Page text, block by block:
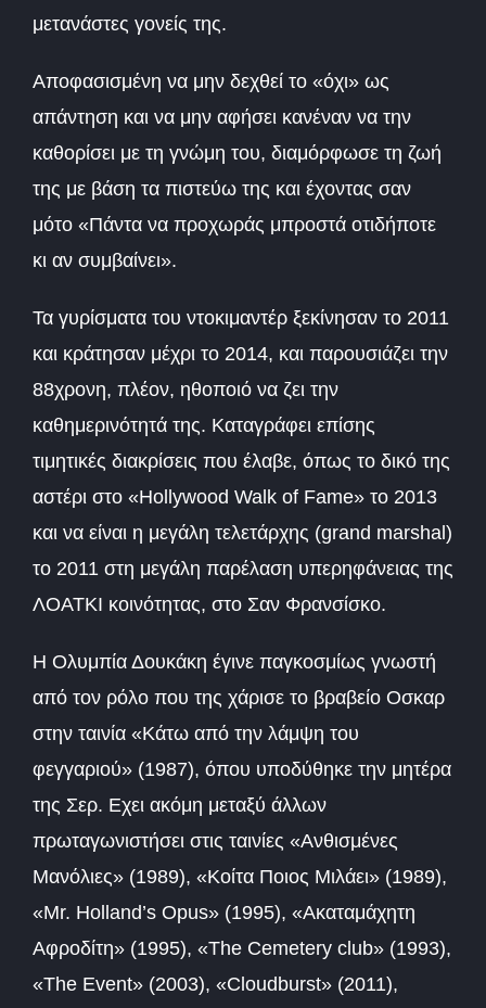
μετανάστες γονείς της.
Αποφασισμένη να μην δεχθεί το «όχι» ως
απάντηση και να μην αφήσει κανέναν να την
καθορίσει με τη γνώμη του, διαμόρφωσε τη ζωή
της με βάση τα πιστεύω της και έχοντας σαν
μότο «Πάντα να προχωράς μπροστά οτιδήποτε
κι αν συμβαίνει».
Τα γυρίσματα του ντοκιμαντέρ ξεκίνησαν το 2011
και κράτησαν μέχρι το 2014, και παρουσιάζει την
88χρονη, πλέον, ηθοποιό να ζει την
καθημερινότητά της. Καταγράφει επίσης
τιμητικές διακρίσεις που έλαβε, όπως το δικό της
αστέρι στο «Hollywood Walk of Fame» το 2013
και να είναι η μεγάλη τελετάρχης (grand marshal)
το 2011 στη μεγάλη παρέλαση υπερηφάνειας της
ΛΟΑΤΚΙ κοινότητας, στο Σαν Φρανσίσκο.
Η Ολυμπία Δουκάκη έγινε παγκοσμίως γνωστή
από τον ρόλο που της χάρισε το βραβείο Οσκαρ
στην ταινία «Κάτω από την λάμψη του
φεγγαριού» (1987), όπου υποδύθηκε την μητέρα
της Σερ. Εχει ακόμη μεταξύ άλλων
πρωταγωνιστήσει στις ταινίες «Ανθισμένες
Μανόλιες» (1989), «Κοίτα Ποιος Μιλάει» (1989),
«Mr. Holland’s Opus» (1995), «Ακαταμάχητη
Αφροδίτη» (1995), «The Cemetery club» (1993),
«The Event» (2003), «Cloudburst» (2011),